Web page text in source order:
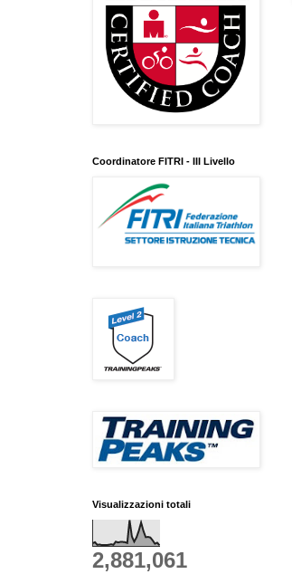
Coordinatore FITRI - III Livello
Visualizzazioni totali
2,881,061